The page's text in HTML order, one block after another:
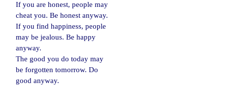
If you are honest, people may
cheat you. Be honest anyway.
If you find happiness, people
may be jealous. Be happy
anyway.
The good you do today may
be forgotten tomorrow. Do
good anyway.